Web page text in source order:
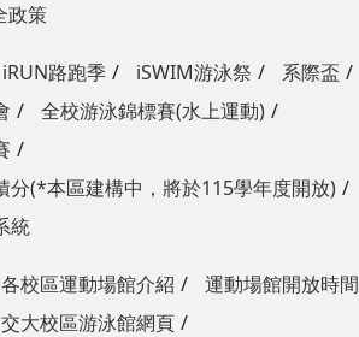
政策
iRUN路跑季 iSWIM游泳祭
系際盃
全校游泳錦標賽(水上運動)
分(*本區建構中，將於115學年度開放)
統
各校區運動場館介紹
運動場館開放時間
交大校區游泳館網頁